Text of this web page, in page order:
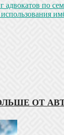
адвокатов по
ОТ